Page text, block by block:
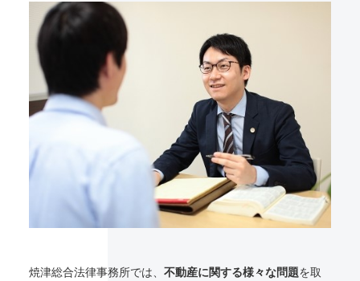
焼津総合法律事務所では、 不動産に関する様々な問題を取